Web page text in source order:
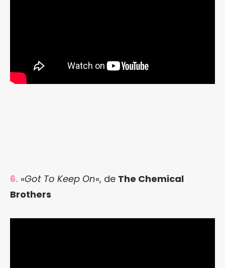
6. «Got To Keep On«, de The Chemical
Brothers